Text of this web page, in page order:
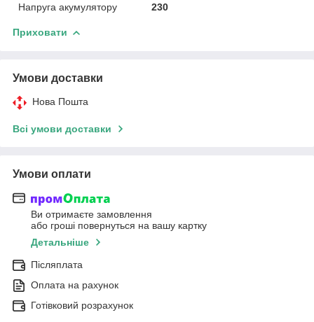
Напруга акумулятору 230
Приховати
Умови доставки
Нова Пошта
Всі умови доставки
Умови оплати
Ви отримаєте замовлення
або гроші повернуться на вашу картку
Детальніше
Післяплата
Оплата на рахунок
Готівковий розрахунок